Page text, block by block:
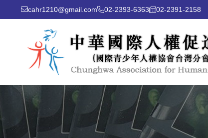
cahr1210@gmail.com 02-2393-6363 02-2391-2158